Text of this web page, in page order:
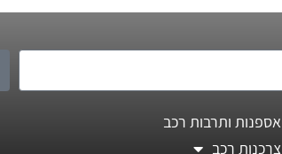
אספנות ותרבות רכב
צרכנות רכב